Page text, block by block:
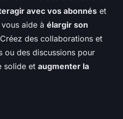
avec vos abonnés et
aide à élargir son
des collaborations et
ou des discussions pour
solide et augmenter la